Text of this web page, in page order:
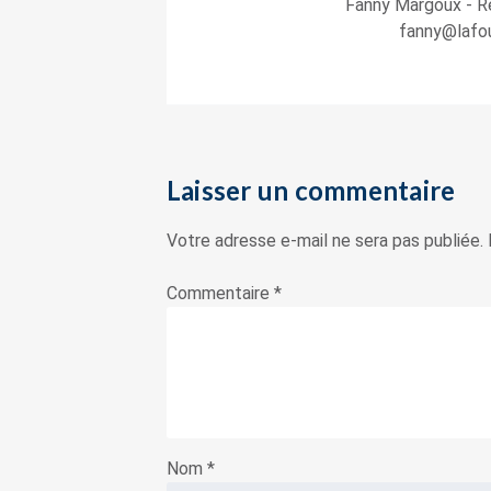
Fanny Margoux ‑
Laisser un commentaire
Votre adresse e-mail ne sera pas publiée.
Commentaire *
Nom *